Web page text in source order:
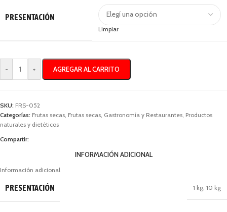
PRESENTACIÓN
Limpiar
- + AGREGAR AL CARRITO
SKU: FRS-052
Categorías: Frutas secas Frutas secas Gastronomía y Restaurantes Productos
naturales y dietéticos
Compartir:
INFORMACIÓN ADICIONAL
Información adicional
PRESENTACIÓN 1 kg, 10 kg